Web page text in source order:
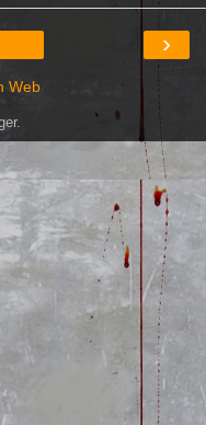
›
Web
.